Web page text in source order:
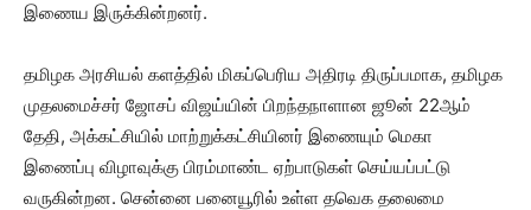
இணைய இருக்கின்றனர்.
தமிழக அரசியல் களத்தில் மிகப்பெரிய அதிரடி திருப்பமாக, தமிழக
முதலமைச்சர் ஜோசப் விஜய்யின் பிறந்தநாளான ஜூன் 22ஆம்
தேதி, அக்கட்சியில் மாற்றுக்கட்சியினர் இணையும் மெகா
இணைப்பு விழாவுக்கு பிரம்மாண்ட ஏற்பாடுகள் செய்யப்பட்டு
வருகின்றன. சென்னை பனையூரில் உள்ள தவெக தலைமை